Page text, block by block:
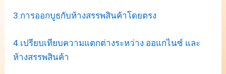
3.การออกบูธกับห้างสรรพสินค้าโดยตรง
4.เปรียบเทียบความแตกต่างระหว่าง ออแกไนซ์ และ
ห้างสรรพสินค้า